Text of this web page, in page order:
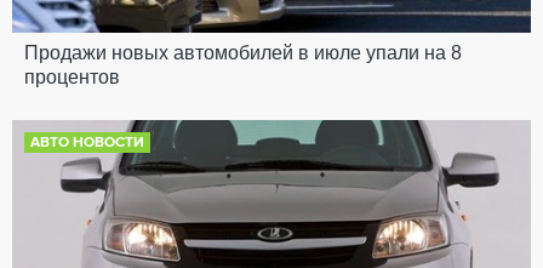
Продажи новых автомобилей в июле упали на 8
процентов
АВТО НОВОСТИ